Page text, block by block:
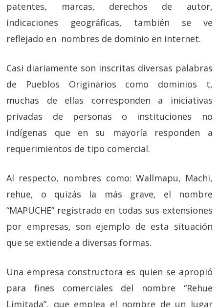
patentes, marcas, derechos de autor,
indicaciones geográficas, también se ve
reflejado en nombres de dominio en internet.
Casi diariamente son inscritas diversas palabras
de Pueblos Originarios como dominios t,
muchas de ellas corresponden a iniciativas
privadas de personas o instituciones no
indígenas que en su mayoría responden a
requerimientos de tipo comercial.
Al respecto, nombres como: Wallmapu, Machi,
rehue, o quizás la más grave, el nombre
“MAPUCHE” registrado en todas sus extensiones
por empresas, son ejemplo de esta situación
que se extiende a diversas formas.
Una empresa constructora es quien se apropió
para fines comerciales del nombre “Rehue
Limitada”, que emplea el nombre de un lugar